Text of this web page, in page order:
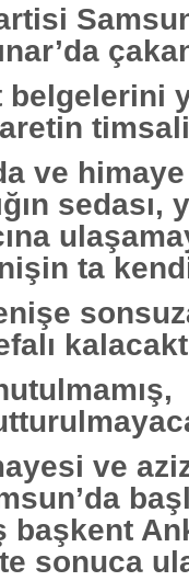
ve himaye
sedası,
ta
ve
sonuca